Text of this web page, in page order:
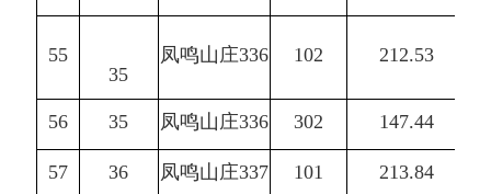
55
35
凤鸣山庄336 102 212.53
56 35 凤鸣山庄336 302 147.44
57 36 凤鸣山庄337 101 213.84